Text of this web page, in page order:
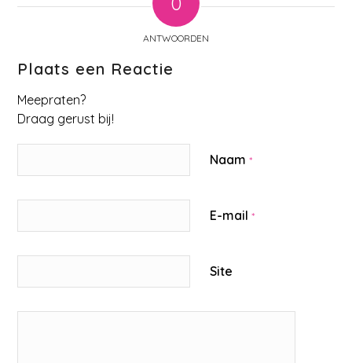
ANTWOORDEN
Plaats een Reactie
Meepraten?
Draag gerust bij!
Naam*
E-mail*
Site